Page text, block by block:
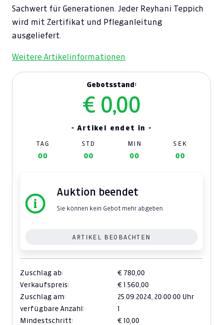
Sachwert für Generationen. Jeder Reyhani Teppich
wird mit Zertifikat und Pfleganleitung
ausgeliefert.
Weitere Artikelinformationen
Gebotsstand:
€ 0,00
- Artikel endet in -
TAG STD MIN SEK
00 00 00 00
Auktion beendet
Sie können kein Gebot mehr abgeben.
ARTIKEL BEOBACHTEN
Zuschlag ab:
€ 780,00
Verkaufspreis:
€ 1.560,00
Zuschlag am:
25.09.2024, 20:00:00 Uhr
verfügbare Anzahl:
1
Mindestschritt:
€ 10,00